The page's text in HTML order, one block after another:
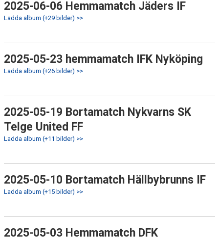
2025-06-06 Hemmamatch Jäders IF
Ladda album (+29 bilder) >>
2025-05-23 hemmamatch IFK Nyköping
Ladda album (+26 bilder) >>
2025-05-19 Bortamatch Nykvarns SK
Telge United FF
Ladda album (+11 bilder) >>
2025-05-10 Bortamatch Hällbybrunns IF
Ladda album (+15 bilder) >>
2025-05-03 Hemmamatch DFK